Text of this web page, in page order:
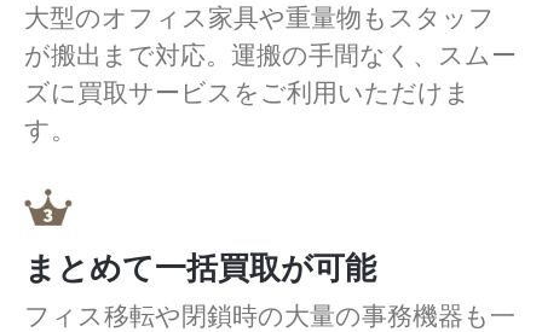
大型のオフィス家具や重量物もスタッフ
が搬出まで対応。運搬の手間なく、スムー
ズに買取サービスをご利用いただけま
す。
まとめて一括買取が可能
フィス移転や閉鎖時の大量の事務機器も一